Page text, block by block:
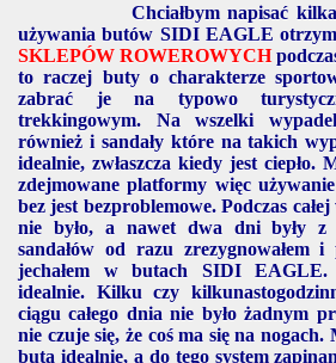
Chciałbym napisać kilka
używania butów SIDI EAGLE
SKLEPÓW ROWEROWYCH
to raczej buty o charakterze
zabrać je na typowo
trekkingowym. Na wszelki
również i sandały które na takich
idealnie, zwłaszcza kiedy jest ciepło.
zdejmowane platformy więc
bez jest bezproblemowe. Podczas
nie było, a nawet dwa dni były z
sandałów od razu zrezygnowałem i
jechałem w butach SIDI EAGLE.
idealnie. Kilku czy
ciągu całego dnia nie było żadnym
nie czuje się, że coś ma się na
buta idealnie, a do tego system